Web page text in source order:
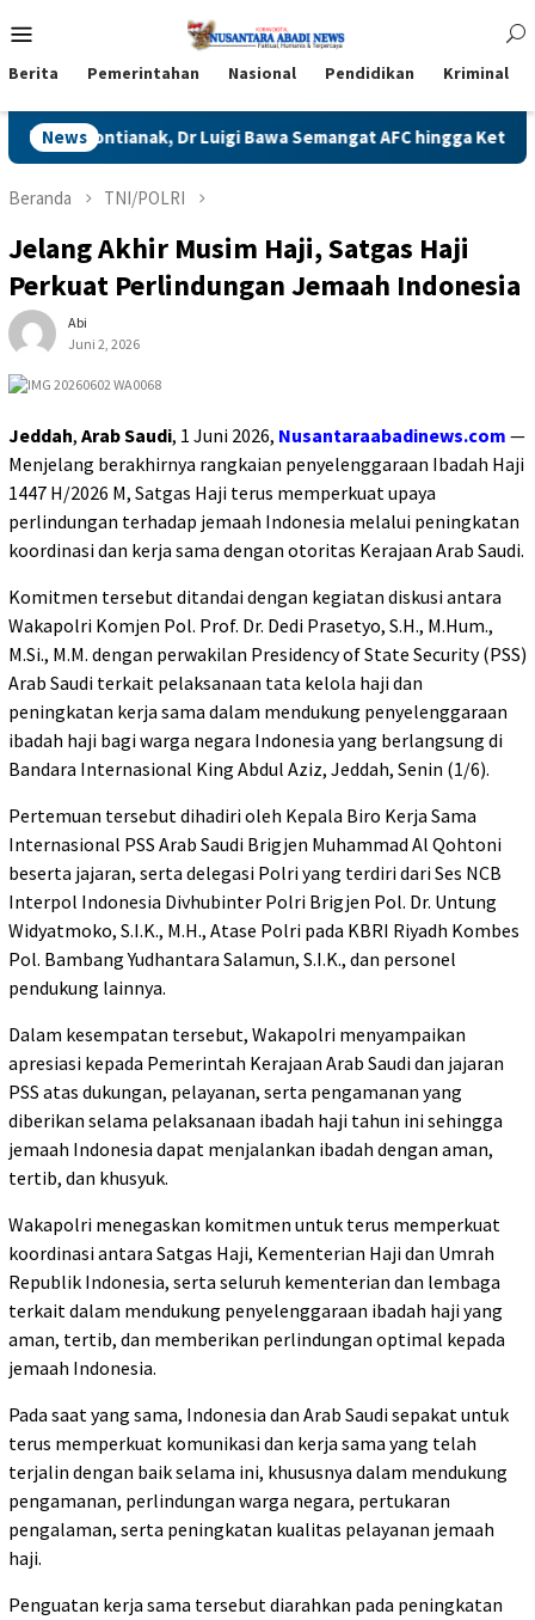
ke
Mobile
Berita Pemerintahan Nasional Pendidikan Kriminal
News Dr Luigi Bawa Semangat AFC hingga Ketapang
Beranda TNI/POLRI
Jelang Akhir Musim Haji, Satgas Haji
Perkuat Perlindungan Jemaah Indonesia
Abi
Juni 2, 2026
Jeddah, Arab Saudi, 1 Juni 2026, Nusantaraabadinews.com —
Menjelang berakhirnya rangkaian penyelenggaraan Ibadah Haji
1447 H/2026 M, Satgas Haji terus memperkuat upaya
perlindungan terhadap jemaah Indonesia melalui peningkatan
koordinasi dan kerja sama dengan otoritas Kerajaan Arab Saudi.
Komitmen tersebut ditandai dengan kegiatan diskusi antara
Wakapolri Komjen Pol. Prof. Dr. Dedi Prasetyo, S.H., M.Hum.,
M.Si., M.M. dengan perwakilan Presidency of State Security (PSS)
Arab Saudi terkait pelaksanaan tata kelola haji dan
peningkatan kerja sama dalam mendukung penyelenggaraan
ibadah haji bagi warga negara Indonesia yang berlangsung di
Bandara Internasional King Abdul Aziz, Jeddah, Senin (1/6).
Pertemuan tersebut dihadiri oleh Kepala Biro Kerja Sama
Internasional PSS Arab Saudi Brigjen Muhammad Al Qohtoni
beserta jajaran, serta delegasi Polri yang terdiri dari Ses NCB
Interpol Indonesia Divhubinter Polri Brigjen Pol. Dr. Untung
Widyatmoko, S.I.K., M.H., Atase Polri pada KBRI Riyadh Kombes
Pol. Bambang Yudhantara Salamun, S.I.K., dan personel
pendukung lainnya.
Dalam kesempatan tersebut, Wakapolri menyampaikan
apresiasi kepada Pemerintah Kerajaan Arab Saudi dan jajaran
PSS atas dukungan, pelayanan, serta pengamanan yang
diberikan selama pelaksanaan ibadah haji tahun ini sehingga
jemaah Indonesia dapat menjalankan ibadah dengan aman,
tertib, dan khusyuk.
Wakapolri menegaskan komitmen untuk terus memperkuat
koordinasi antara Satgas Haji, Kementerian Haji dan Umrah
Republik Indonesia, serta seluruh kementerian dan lembaga
terkait dalam mendukung penyelenggaraan ibadah haji yang
aman, tertib, dan memberikan perlindungan optimal kepada
jemaah Indonesia.
Pada saat yang sama, Indonesia dan Arab Saudi sepakat untuk
terus memperkuat komunikasi dan kerja sama yang telah
terjalin dengan baik selama ini, khususnya dalam mendukung
pengamanan, perlindungan warga negara, pertukaran
pengalaman, serta peningkatan kualitas pelayanan jemaah
haji.
Penguatan kerja sama tersebut diarahkan pada peningkatan